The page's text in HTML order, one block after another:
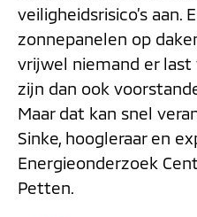
veiligheidsrisico’s aan.
zonnepanelen op
vrijwel niemand er last
zijn dan ook
Maar dat kan snel
Sinke, hoogleraar en
Energieonderzoek
Petten.